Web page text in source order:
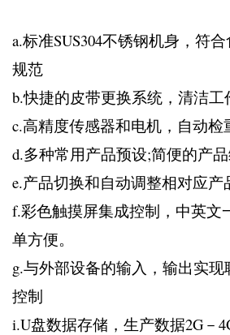
a.标准SUS304不锈钢机身，符
规范
b.快捷的皮带更换系统，清洁工
c.高精度传感器和电机，自动检
d.多种常用产品预设;简便的产品
e.产品切换和自动调整相对应产
f.彩色触摸屏集成控制，中英文
单方便。
g.与外部设备的输入，输出实
控制
i.U盘数据存储，生产数据2G－